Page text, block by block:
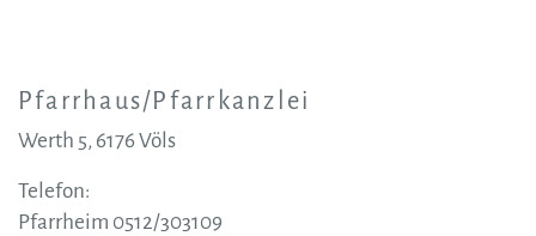
Pfarrhaus/Pfarrkanzlei
Werth 5, 6176 Völs
Telefon:
Pfarrheim 0512/303109